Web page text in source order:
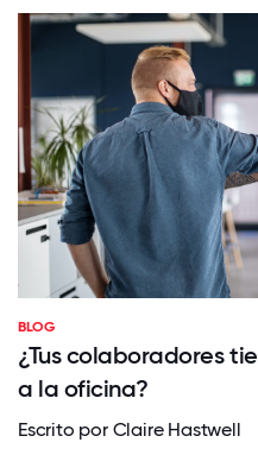
BLOG
¿Tus colaboradores
a la oficina?
Escrito por Claire Hastwell